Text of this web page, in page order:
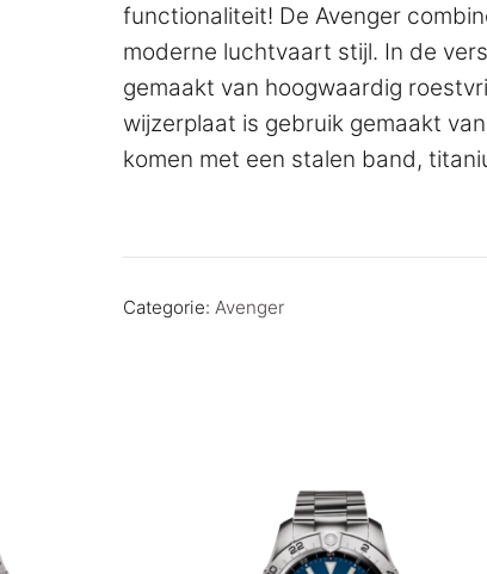
functionaliteit! De Avenger
moderne luchtvaart stijl. In de
gemaakt van hoogwaardig
wijzerplaat is gebruik gemaakt
komen met een stalen band,
Categorie: Avenger